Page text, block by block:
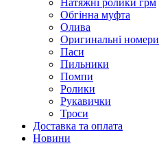
Натяжні ролики грм
Обгінна муфта
Олива
Оригинальні номери
Паси
Пильники
Помпи
Ролики
Рукавички
Троси
Доставка та оплата
Новини